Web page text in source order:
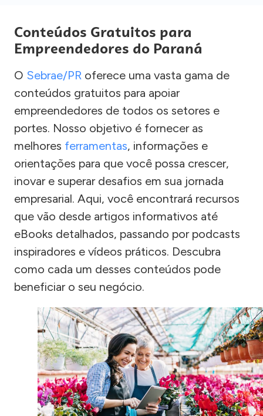
Conteúdos Gratuitos para
Empreendedores do Paraná
O Sebrae/PR oferece uma vasta gama de
conteúdos gratuitos para apoiar
empreendedores de todos os setores e
portes. Nosso objetivo é fornecer as
melhores ferramentas, informações e
orientações para que você possa crescer,
inovar e superar desafios em sua jornada
empresarial. Aqui, você encontrará recursos
que vão desde artigos informativos até
eBooks detalhados, passando por podcasts
inspiradores e vídeos práticos. Descubra
como cada um desses conteúdos pode
beneficiar o seu negócio.